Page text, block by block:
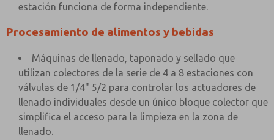
estación funciona de forma independiente.
Procesamiento de alimentos y bebidas
Máquinas de llenado, taponado y sellado que
utilizan colectores de la serie de 4 a 8 estaciones con
válvulas de 1/4" 5/2 para controlar los actuadores de
llenado individuales desde un único bloque colector que
simplifica el acceso para la limpieza en la zona de
llenado.